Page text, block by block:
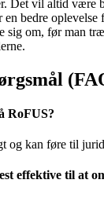
Det vil altid være
en bedre
sig om, før man
RoFUS?
og kan føre til
effektive til at